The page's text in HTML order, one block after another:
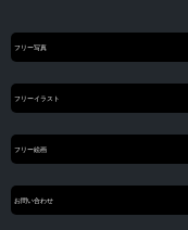
フリー写真
フリーイラスト
フリー絵画
お問い合わせ